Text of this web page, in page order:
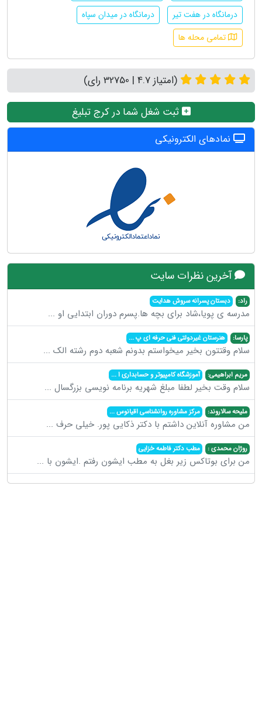
درمانگاه در هفت تیر
درمانگاه در میدان سپاه
تمامی محله ها
(امتیاز 4.7 | 32750 رای)
ثبت شغل شما در کرج تبلیغ
نمادهای الکترونیکی
آخرین نظرات سایت
راد: دبستان پسرانه سروش هدایت
مدرسه ی پویا،شاد برای بچه ها.پسرم دوران ابتدایی او ...
پارسا: هنرستان غیردولتی فنی حرفه ای پ...
سلام وقتتون بخیر میخواستم بدونم شعبه دوم رشته الک ...
مریم ابراهیمی: آموزشگاه کامپیوتر و حسابداری ا...
سلام وقت بخیر لطفا مبلغ شهریه برنامه نویسی بزرگسال ...
ملیحه سالاروند: مرکز مشاوره روانشناسی اقیانوس...
من مشاوره آنلاین داشتم با دکتر ذکایی پور. خیلی حرف ...
روژان محمدی : مطب دکتر فاطمه خزایی
من برای بوتاکس زیر بغل به مطب ایشون رفتم .ایشون با ...